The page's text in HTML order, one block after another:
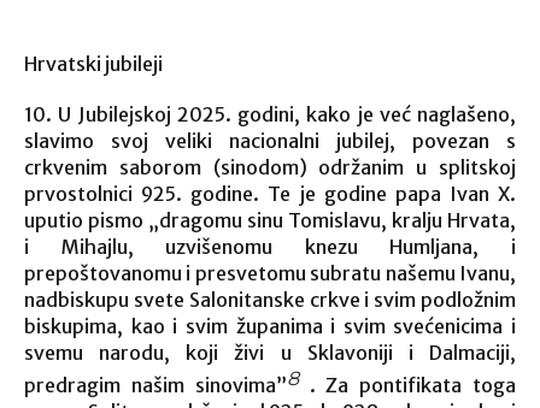
Hrvatski jubileji
10. U Jubilejskoj 2025. godini, kako je već naglašeno,
slavimo svoj veliki nacionalni jubilej, povezan s
crkvenim saborom (sinodom) održanim u splitskoj
prvostolnici 925. godine. Te je godine papa Ivan X.
uputio pismo „dragomu sinu Tomislavu, kralju Hrvata,
i Mihajlu, uzvišenomu knezu Humljana, i
prepoštovanomu i presvetomu subratu našemu Ivanu,
nadbiskupu svete Salonitanske crkve i svim podložnim
biskupima, kao i svim županima i svim svećenicima i
svemu narodu, koji živi u Sklavoniji i Dalmaciji,
predragim našim sinovima”8. Za pontifikata toga